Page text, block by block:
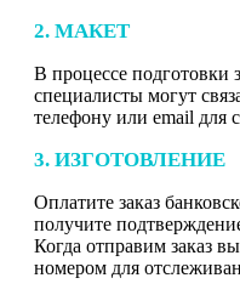
2. МАКЕТ
В процессе подготовки
специалисты могут
телефону или email для
3. ИЗГОТОВЛЕНИЕ
Оплатите заказ
получите
Когда отправим заказ
номером для